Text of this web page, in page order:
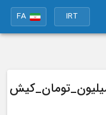
IRT
FA